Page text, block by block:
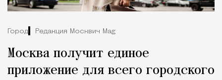
Город Редакция Москвич Mag
Москва получит единое
приложение для всего городского